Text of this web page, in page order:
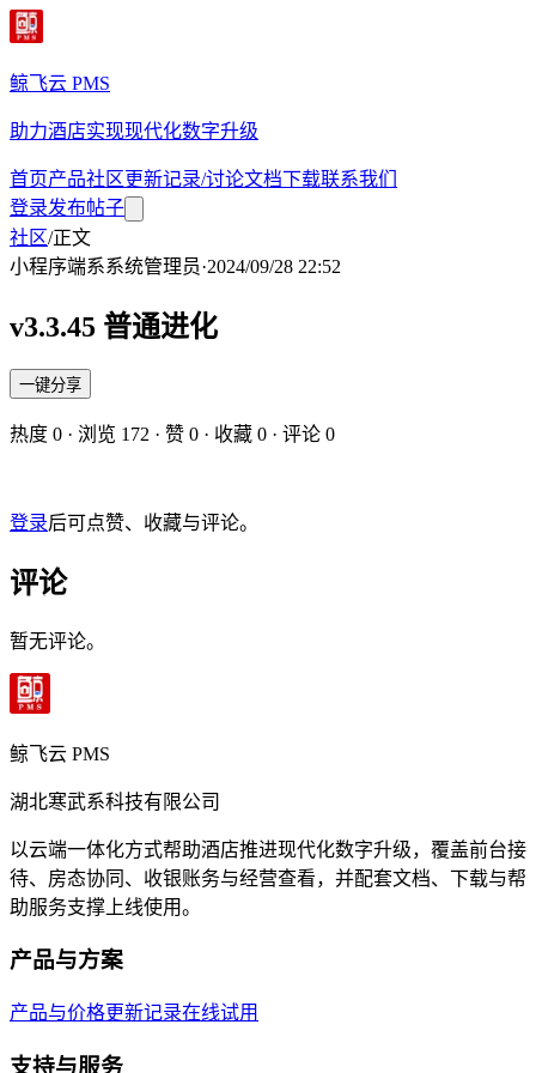
鲸飞云 PMS
助力酒店实现现代化数字升级
首页产品社区更新记录/讨论文档下载联系我们
登录发布帖子
社区/正文
小程序端系系统管理员·2024/09/28 22:52
v3.3.45 普通进化
一键分享
热度 0 · 浏览 172 · 赞 0 · 收藏 0 · 评论 0
登录后可点赞、收藏与评论。
评论
暂无评论。
鲸飞云 PMS
湖北寒武系科技有限公司
以云端一体化方式帮助酒店推进现代化数字升级，覆盖前台接
待、房态协同、收银账务与经营查看，并配套文档、下载与帮
助服务支撑上线使用。
产品与方案
产品与价格更新记录在线试用
支持与服务